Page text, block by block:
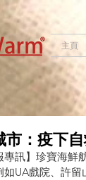
242382724095172
主頁
市：疫下
專訊】珍寶海
如UA戲院、許